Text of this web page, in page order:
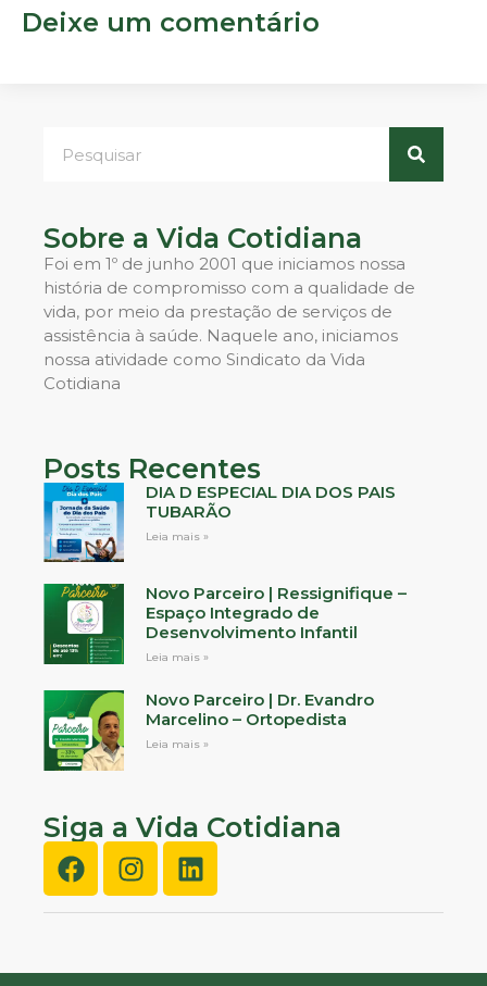
Deixe um comentário
Sobre a Vida Cotidiana
Foi em 1º de junho 2001 que iniciamos nossa
história de compromisso com a qualidade de
vida, por meio da prestação de serviços de
assistência à saúde. Naquele ano, iniciamos
nossa atividade como Sindicato da Vida
Cotidiana
Posts Recentes
DIA D ESPECIAL DIA DOS PAIS
TUBARÃO
Leia mais »
Novo Parceiro | Ressignifique –
Espaço Integrado de
Desenvolvimento Infantil
Leia mais »
Novo Parceiro | Dr. Evandro
Marcelino – Ortopedista
Leia mais »
Siga a Vida Cotidiana